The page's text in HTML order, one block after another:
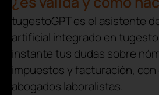
tugestoGPT es el asistente
artificial integrado en
instante tus dudas sobre
impuestos y facturación, con
abogados laboralistas.